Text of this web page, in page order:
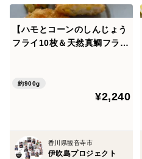
【ハモとコーンのしんじょう
フライ10枚＆天然真鯛フライ
愛情たっぷり！家族みんな、
笑顔満開だコラァ！（ヤ○ク
約900g
¥2,240
香川県観音寺市
伊吹島プロジェクト